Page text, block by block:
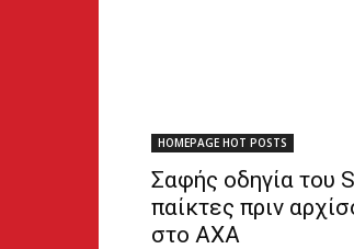
HOMEPAGE HOT POSTS
Σαφής οδηγία του
παίκτες πριν
στο AXA